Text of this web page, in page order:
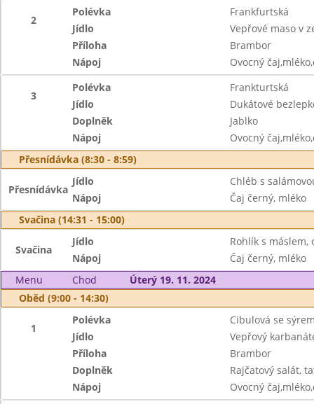
2
Polévka
Frankfurtská
Jídlo
Vepřové maso v
Příloha
Brambor
Nápoj
Ovocný
3
Polévka
Frankturtská
Jídlo
Dukátové
Doplněk
Jablko
Nápoj
Ovocný
Přesnídávka (8:30 - 8:59)
Přesnídávka
Jídlo
Chléb s
Nápoj
Čaj černý, mléko
Svačina (14:31 - 15:00)
Svačina
Jídlo
Rohlík s máslem,
Nápoj
Čaj černý, mléko
Menu
Chod
Úterý 19. 11. 2024
Oběd (9:00 - 14:30)
1
Polévka
Cibulová se
Jídlo
Vepřový
Příloha
Brambor
Doplněk
Rajčatový salát,
Nápoj
Ovocný